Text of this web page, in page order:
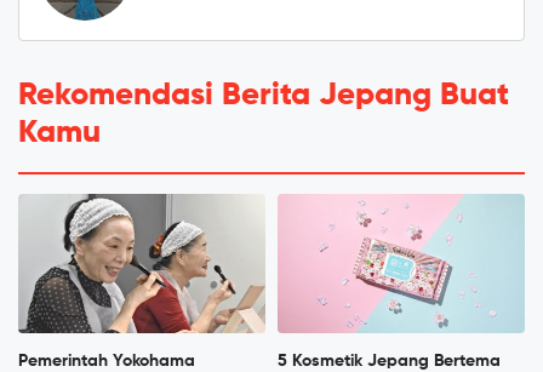
Rekomendasi Berita Jepang Buat
Kamu
Pemerintah Yokohama
5 Kosmetik Jepang Bertema